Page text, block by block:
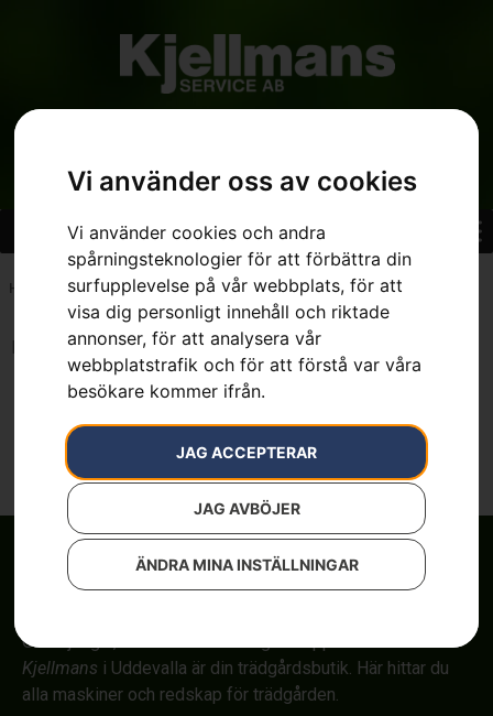
Vi använder oss av cookies
Vi använder cookies och andra
spårningsteknologier för att förbättra din
surfupplevelse på vår webbplats, för att
visa dig personligt innehåll och riktade
annonser, för att analysera vår
webbplatstrafik och för att förstå var våra
besökare kommer ifrån.
JAG ACCEPTERAR
JAG AVBÖJER
ÄNDRA MINA INSTÄLLNINGAR
Hem 7391736387309
Inga resultat.
Om röjsågar, automower och åkgräsklippare i Uddevalla.
Kjellmans i Uddevalla är din trädgårdsbutik. Här hittar du
alla maskiner och redskap för trädgården.